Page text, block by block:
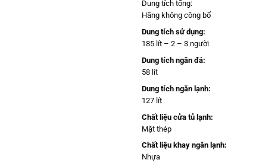
Dung tích tổng:
Hãng không công bố
Dung tích sử dụng:
185 lít – 2 – 3 người
Dung tích ngăn đá:
58 lít
Dung tích ngăn lạnh:
127 lít
Chất liệu cửa tủ lạnh:
Mặt thép
Chất liệu khay ngăn lạnh:
Nhựa